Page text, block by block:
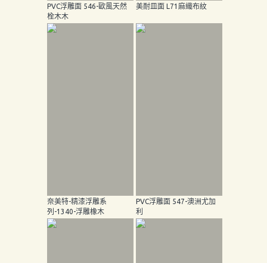
PVC浮雕面 546-歐風天然
栓木木
美耐皿面 L71麻織布紋
奈美特-精漆浮雕系
列-1340-浮雕橡木
PVC浮雕面 547-澳洲尤加
利